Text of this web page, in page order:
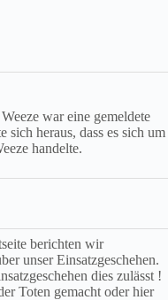
war eine gemeldete
heraus, dass es sich um
handelte.
berichten wir
unser Einsatzgeschehen.
dies zulässt !
Toten gemacht oder hier